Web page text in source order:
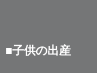
■子供の出産